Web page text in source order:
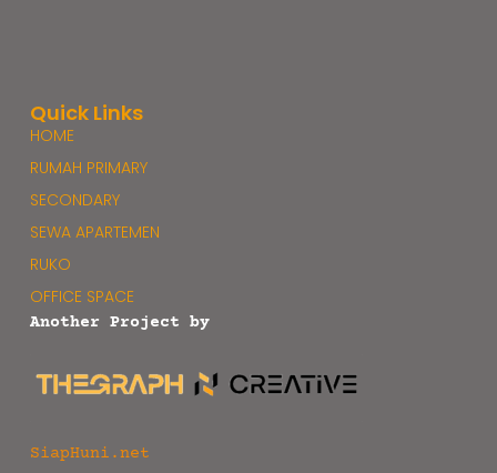
Quick Links
HOME
RUMAH PRIMARY
SECONDARY
SEWA APARTEMEN
RUKO
OFFICE SPACE
Another Project by
SiapHuni.net